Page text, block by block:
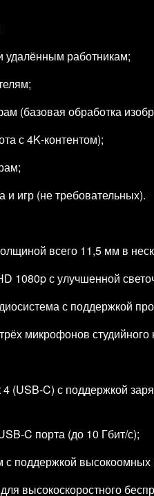
работникам;
(базовая обработка
с 4K‑контентом);
игр (не требовательных).
всего 11,5 мм в
1080p с улучшенной
с поддержкой
микрофонов студийного
(USB‑C) с поддержкой
порта (до 10 Гбит/с);
с поддержкой
высокоскоростного